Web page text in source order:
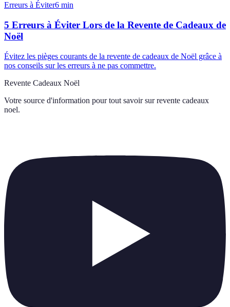
Erreurs à Éviter6 min
5 Erreurs à Éviter Lors de la Revente de Cadeaux de
Noël
Évitez les pièges courants de la revente de cadeaux de Noël grâce à
nos conseils sur les erreurs à ne pas commettre.
Revente Cadeaux Noël
Votre source d'information pour tout savoir sur revente cadeaux
noel.